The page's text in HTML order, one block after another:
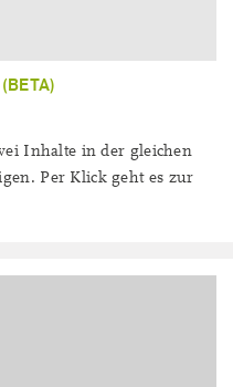
Inhalte in der gleichen
Per Klick geht es zur